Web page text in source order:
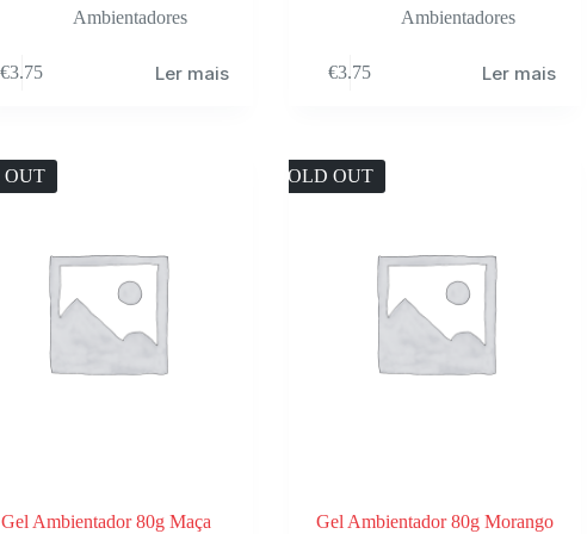
Ambientadores
€3.75 Ler mais
Ambientadores
€3.75 Ler mais
OUT
Gel Ambientador 80g Maça
SOLD OUT
Gel Ambientador 80g Morango